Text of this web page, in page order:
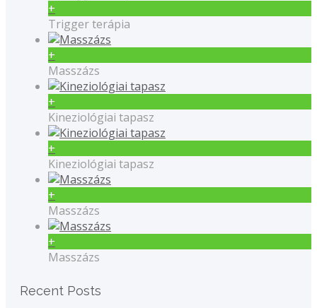
+
Trigger terápia
+
Masszázs
+
Kineziológiai tapasz
+
Kineziológiai tapasz
+
Masszázs
+
Masszázs
Recent Posts